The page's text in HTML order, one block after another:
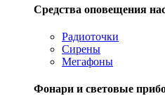
Средства оповещения
Радиоточки
Сирены
Мегафоны
Фонари и световые